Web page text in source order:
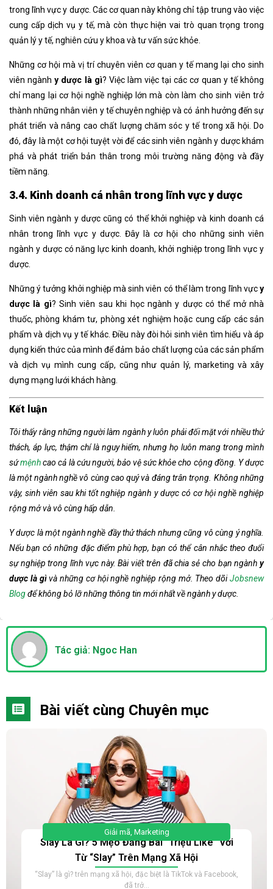
trong lĩnh vực y dược. Các cơ quan này không chỉ tập trung vào việc
cung cấp dịch vụ y tế, mà còn thực hiện vai trò quan trọng trong
quản lý y tế, nghiên cứu y khoa và tư vấn sức khỏe.
Những cơ hội mà vị trí chuyên viên cơ quan y tế mang lại cho sinh
viên ngànhy dược là gì? Việc làm việc tại các cơ quan y tế không
chỉ mang lại cơ hội nghề nghiệp lớn mà còn làm cho sinh viên trở
thành những nhân viên y tế chuyên nghiệp và có ảnh hưởng đến sự
phát triển và nâng cao chất lượng chăm sóc y tế trong xã hội. Do
đó, đây là một cơ hội tuyệt vời để các sinh viên ngành y dược khám
phá và phát triển bản thân trong môi trường năng động và đầy
tiềm năng.
3.4. Kinh doanh cá nhân trong lĩnh vực y dược
Sinh viên ngành y dược cũng có thể khởi nghiệp và kinh doanh cá
nhân trong lĩnh vực y dược. Đây là cơ hội cho những sinh viên
ngành y dược có năng lực kinh doanh, khởi nghiệp trong lĩnh vực y
dược.
Những ý tưởng khởi nghiệp mà sinh viên có thể làm trong lĩnh vựcy
dược là gì? Sinh viên sau khi học ngành y dược có thể mở nhà
thuốc, phòng khám tư, phòng xét nghiệm hoặc cung cấp các sản
phẩm và dịch vụ y tế khác. Điều này đòi hỏi sinh viên tìm hiểu và áp
dụng kiến thức của mình để đảm bảo chất lượng của các sản phẩm
và dịch vụ mình cung cấp, cũng như quản lý, marketing và xây
dựng mạng lưới khách hàng.
Kết luận
Tôi thấy rằng những người làm ngành y luôn phải đối mặt với nhiều thử
thách, áp lực, thậm chí là nguy hiểm, nhưng họ luôn mang trong mình
sứmệnhcao cả là cứu người, bảo vệ sức khỏe cho cộng đồng. Y dược
là một ngành nghề vô cùng cao quý và đáng trân trọng. Không những
vậy, sinh viên sau khi tốt nghiệp ngành y dược có cơ hội nghề nghiệp
rộng mở và vô cùng hấp dẫn.
Y dược là một ngành nghề đầy thử thách nhưng cũng vô cùng ý nghĩa.
Nếu bạn có những đặc điểm phù hợp, bạn có thể cân nhắc theo đuổi
sự nghiệp trong lĩnh vực này. Bài viết trên đã chia sẻ cho bạn ngành y
dược là gìvà những cơ hội nghề nghiệp rộng mở. Theo dõiJobsnew
Blogđể không bỏ lỡ những thông tin mới nhất về ngành y dược.
Tác giả: Ngoc Han
Bài viết cùng Chuyên mục
Giải mã Marketing
Slay Là Gì? 5 Mẹo Đăng Bài “Triệu Like” Với
Từ “Slay” Trên Mạng Xã Hội
“Slay” là gì? trên mạng xã hội, đặc biệt là TikTok và Facebook,
đã trở...